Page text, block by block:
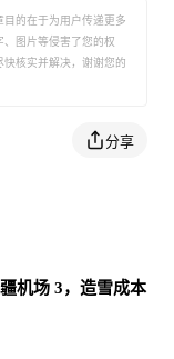
明天。
的在于为用户传递更多
图片等侵害了您的权
核实并解决，谢谢您的
分享
机场 3，造雪成本